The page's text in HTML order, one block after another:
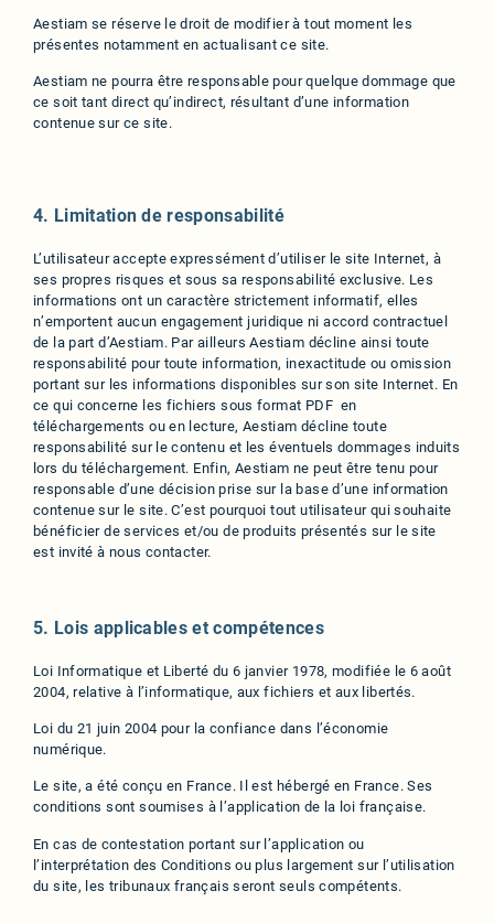
Aestiam se réserve le droit de modifier à tout moment les
présentes notamment en actualisant ce site.
Aestiam ne pourra être responsable pour quelque dommage que
ce soit tant direct qu’indirect, résultant d’une information
contenue sur ce site.
4. Limitation de responsabilité
L’utilisateur accepte expressément d’utiliser le site Internet, à
ses propres risques et sous sa responsabilité exclusive. Les
informations ont un caractère strictement informatif, elles
n’emportent aucun engagement juridique ni accord contractuel
de la part d’Aestiam. Par ailleurs Aestiam décline ainsi toute
responsabilité pour toute information, inexactitude ou omission
portant sur les informations disponibles sur son site Internet. En
ce qui concerne les fichiers sous format PDF en
téléchargements ou en lecture, Aestiam décline toute
responsabilité sur le contenu et les éventuels dommages induits
lors du téléchargement. Enfin, Aestiam ne peut être tenu pour
responsable d’une décision prise sur la base d’une information
contenue sur le site. C’est pourquoi tout utilisateur qui souhaite
bénéficier de services et/ou de produits présentés sur le site
est invité à nous contacter.
5. Lois applicables et compétences
Loi Informatique et Liberté du 6 janvier 1978, modifiée le 6 août
2004, relative à l’informatique, aux fichiers et aux libertés.
Loi du 21 juin 2004 pour la confiance dans l’économie
numérique.
Le site, a été conçu en France. Il est hébergé en France. Ses
conditions sont soumises à l’application de la loi française.
En cas de contestation portant sur l’application ou
l’interprétation des Conditions ou plus largement sur l’utilisation
du site, les tribunaux français seront seuls compétents.